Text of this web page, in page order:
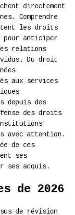
directement
Comprendre
les droits
pour anticiper
relations
Du droit
aux services
depuis des
des droits
avec attention.
de ces
ses
ses acquis.
de 2026
de révision